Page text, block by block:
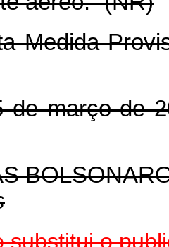
Medida
de março de
substitui o